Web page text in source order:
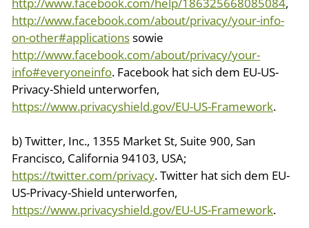
http://www.facebook.com/about/privacy/your-info-
on-other#applicationssowie
http://www.facebook.com/about/privacy/your-
info#everyoneinfo. Facebook hat sich dem EU-US-
Privacy-Shield unterworfen,
https://www.privacyshield.gov/EU-US-Framework.
b) Twitter, Inc., 1355 Market St, Suite 900, San
Francisco, California 94103, USA;
https://twitter.com/privacy. Twitter hat sich dem EU-
US-Privacy-Shield unterworfen,
https://www.privacyshield.gov/EU-US-Framework.